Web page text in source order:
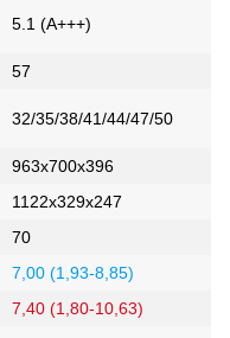
5.1 (А+++)
57
32/35/38/41/44/47/50
963х700х396
1122х329х247
70
7,00 (1,93-8,85)
7,40 (1,80-10,63)